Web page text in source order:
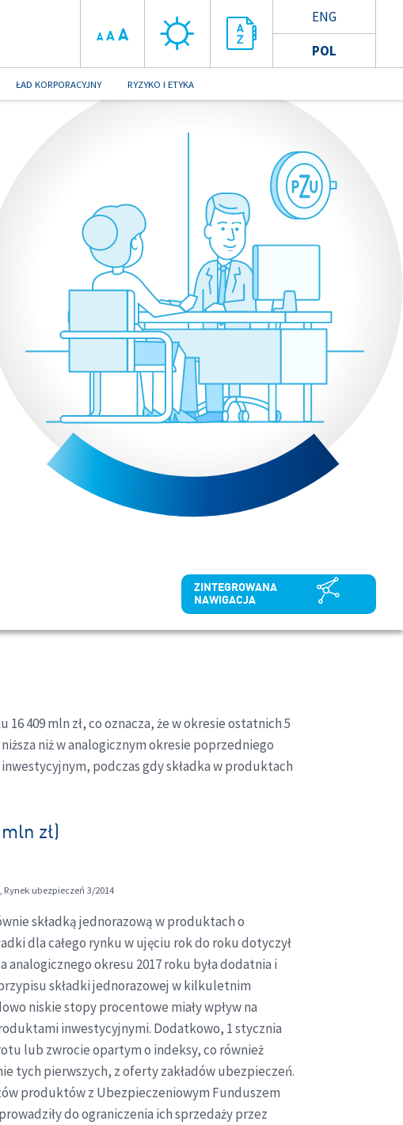
ENG
POL
A A A
ŁAD KORPORACYJNY RYZYKO I ETYKA
ZINTEGROWANA
NAWIGACJA
409 mln zł, co oznacza, że w okresie ostatnich 5
niż w analogicznym okresie poprzedniego
podczas gdy składka w produktach
zł)
ubezpieczeń 3/2014
składką jednorazową w produktach o
dla całego rynku w ujęciu rok do roku dotyczył
okresu 2017 roku była dodatnia i
składki jednorazowej w kilkuletnim
niskie stopy procentowe miały wpływ na
inwestycyjnymi. Dodatkowo, 1 stycznia
lub zwrocie opartym o indeksy, co również
tych pierwszych, z oferty zakładów ubezpieczeń.
produktów z Ubezpieczeniowym Funduszem
do ograniczenia ich sprzedaży przez